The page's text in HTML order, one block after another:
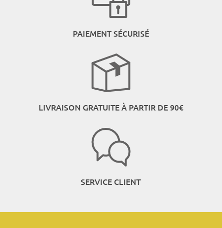
PAIEMENT SÉCURISÉ
LIVRAISON GRATUITE À PARTIR DE 90€
SERVICE CLIENT